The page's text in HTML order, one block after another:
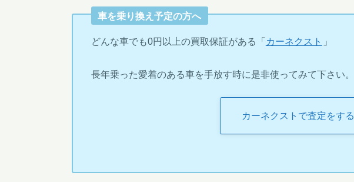
車を乗り換え予定の方へ
どんな車でも0円以上の買取保証がある「カーネクスト 」
長年乗った愛着のある車を手放す時に是非使ってみて下さい。
カーネクストで査定をする